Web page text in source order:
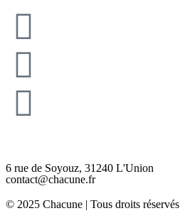
6 rue de Soyouz, 31240 L'Union
contact@chacune.fr
© 2025 Chacune | Tous droits réservés